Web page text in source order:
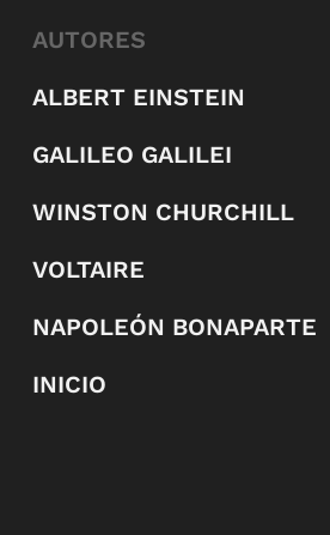
AUTORES
ALBERT EINSTEIN
GALILEO GALILEI
WINSTON CHURCHILL
VOLTAIRE
NAPOLEÓN BONAPARTE
INICIO